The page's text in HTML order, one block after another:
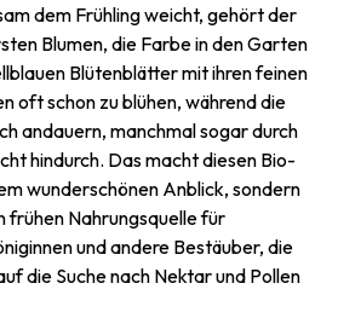
dem Frühling weicht, gehört der
Blumen, die Farbe in den Garten
Blütenblätter mit ihren feinen
oft schon zu blühen, während die
andauern, manchmal sogar durch
hindurch. Das macht diesen Bio-
wunderschönen Anblick, sondern
frühen Nahrungsquelle für
und andere Bestäuber, die
die Suche nach Nektar und Pollen